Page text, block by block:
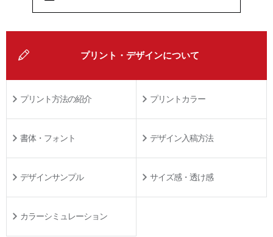
プリント・デザインについて
プリント方法の紹介 プリントカラー
書体・フォント デザイン入稿方法
デザインサンプル サイズ感・透け感
カラーシミュレーション